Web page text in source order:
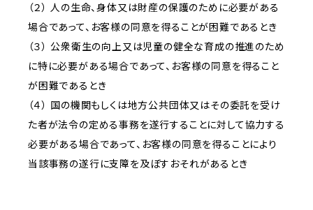
（２） 人の生命、身体又は財産の保護のために必要がある
場合であって、お客様の同意を得ることが困難であるとき
（３） 公衆衛生の向上又は児童の健全な育成の推進のため
に特に必要がある場合であって、お客様の同意を得ること
が困難であるとき
（４） 国の機関もしくは地方公共団体又はその委託を受け
た者が法令の定める事務を遂行することに対して協力する
必要がある場合であって、お客様の同意を得ることにより
当該事務の遂行に支障を及ぼすおそれがあるとき